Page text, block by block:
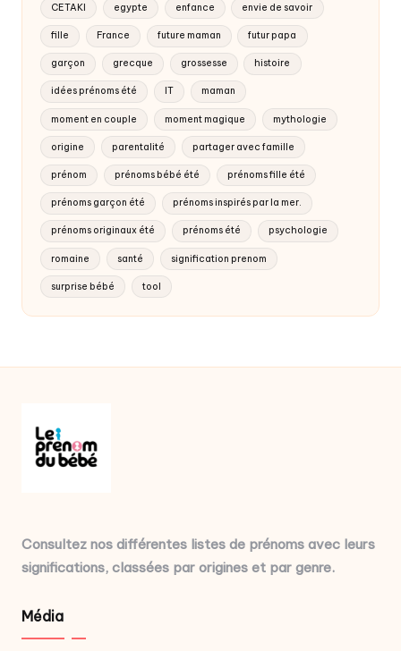
CETAKI egypte enfance envie de savoir
fille France future maman futur papa
garçon grecque grossesse histoire
idées prénoms été IT maman
moment en couple moment magique mythologie
origine parentalité partager avec famille
prénom prénoms bébé été prénoms fille été
prénoms garçon été prénoms inspirés par la mer.
prénoms originaux été prénoms été psychologie
romaine santé signification prenom
surprise bébé tool
Consultez nos différentes listes de prénoms avec leurs
significations, classées par origines et par genre.
Média